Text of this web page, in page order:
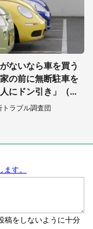
がないなら車を買う
の前に無断駐車を
にドン引き」（北
代男性）
トラブル調査団